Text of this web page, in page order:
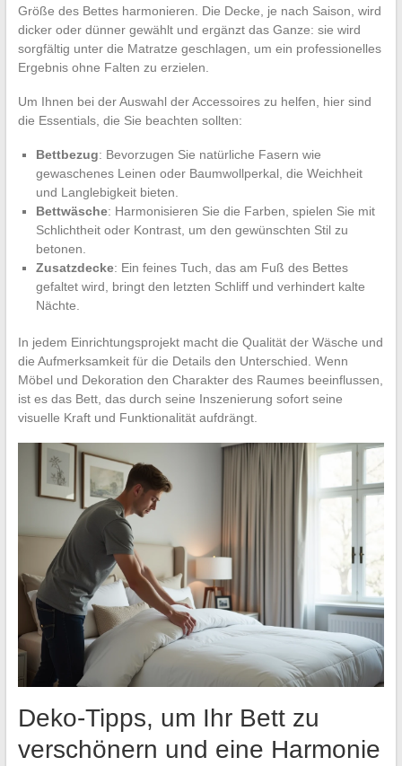
Größe des Bettes harmonieren. Die Decke, je nach Saison, wird
dicker oder dünner gewählt und ergänzt das Ganze: sie wird
sorgfältig unter die Matratze geschlagen, um ein professionelles
Ergebnis ohne Falten zu erzielen.
Um Ihnen bei der Auswahl der Accessoires zu helfen, hier sind
die Essentials, die Sie beachten sollten:
Bettbezug: Bevorzugen Sie natürliche Fasern wie
gewaschenes Leinen oder Baumwollperkal, die Weichheit
und Langlebigkeit bieten.
Bettwäsche: Harmonisieren Sie die Farben, spielen Sie mit
Schlichtheit oder Kontrast, um den gewünschten Stil zu
betonen.
Zusatzdecke: Ein feines Tuch, das am Fuß des Bettes
gefaltet wird, bringt den letzten Schliff und verhindert kalte
Nächte.
In jedem Einrichtungsprojekt macht die Qualität der Wäsche und
die Aufmerksamkeit für die Details den Unterschied. Wenn
Möbel und Dekoration den Charakter des Raumes beeinflussen,
ist es das Bett, das durch seine Inszenierung sofort seine
visuelle Kraft und Funktionalität aufdrängt.
Deko-Tipps, um Ihr Bett zu
verschönern und eine Harmonie